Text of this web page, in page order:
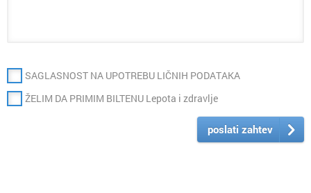
SAGLASNOST NA UPOTREBU LIČNIH PODATAKA
ŽELIM DA PRIMIM BILTENU Lepota i zdravlje
poslati zahtev